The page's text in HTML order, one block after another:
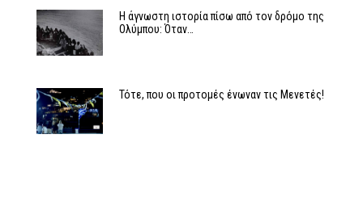
Η άγνωστη ιστορία πίσω από τον δρόμο της
Ολύμπου: Όταν…
Τότε, που οι προτομές ένωναν τις Μενετές!